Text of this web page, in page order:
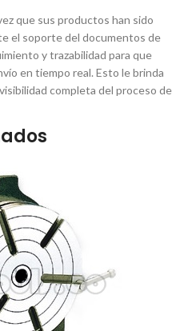
que sus productos han sido
el soporte del documentos de
y trazabilidad para que
en tiempo real. Esto le brinda
completa del proceso de